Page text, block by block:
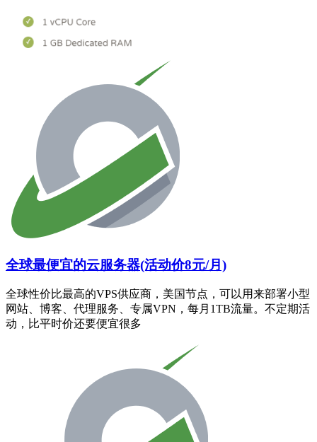
全球最便宜的云服务器(活动价8元/月)
全球性价比最高的VPS供应商，美国节点，可以用来部署小型
网站、博客、代理服务、专属VPN，每月1TB流量。不定期活
动，比平时价还要便宜很多